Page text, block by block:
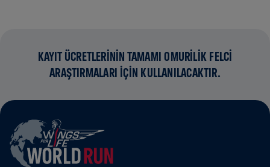
KAYIT ÜCRETLERİNİN TAMAMI OMURİLİK FELCİ
ARAŞTIRMALARI İÇİN KULLANILACAKTIR.